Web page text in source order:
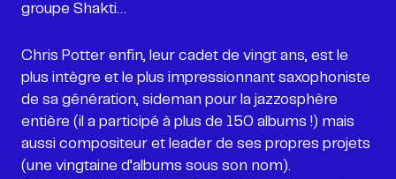
groupe Shakti…
Chris Potter enfin, leur cadet de vingt ans, est le
plus intègre et le plus impressionnant saxophoniste
de sa génération, sideman pour la jazzosphère
entière (il a participé à plus de 150 albums !) mais
aussi compositeur et leader de ses propres projets
(une vingtaine d’albums sous son nom).